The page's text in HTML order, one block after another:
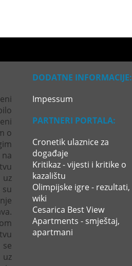
o
uz
DODATNE INFORMACIJE:
Impessum
PARTNERI PORTALA:
Cronetik ulaznice za
događaje
Kritikaz - vijesti i kritike o
kazalištu
Olimpijske igre - rezultati,
wiki
Cesarica Best View
Apartments - smještaj,
apartmani